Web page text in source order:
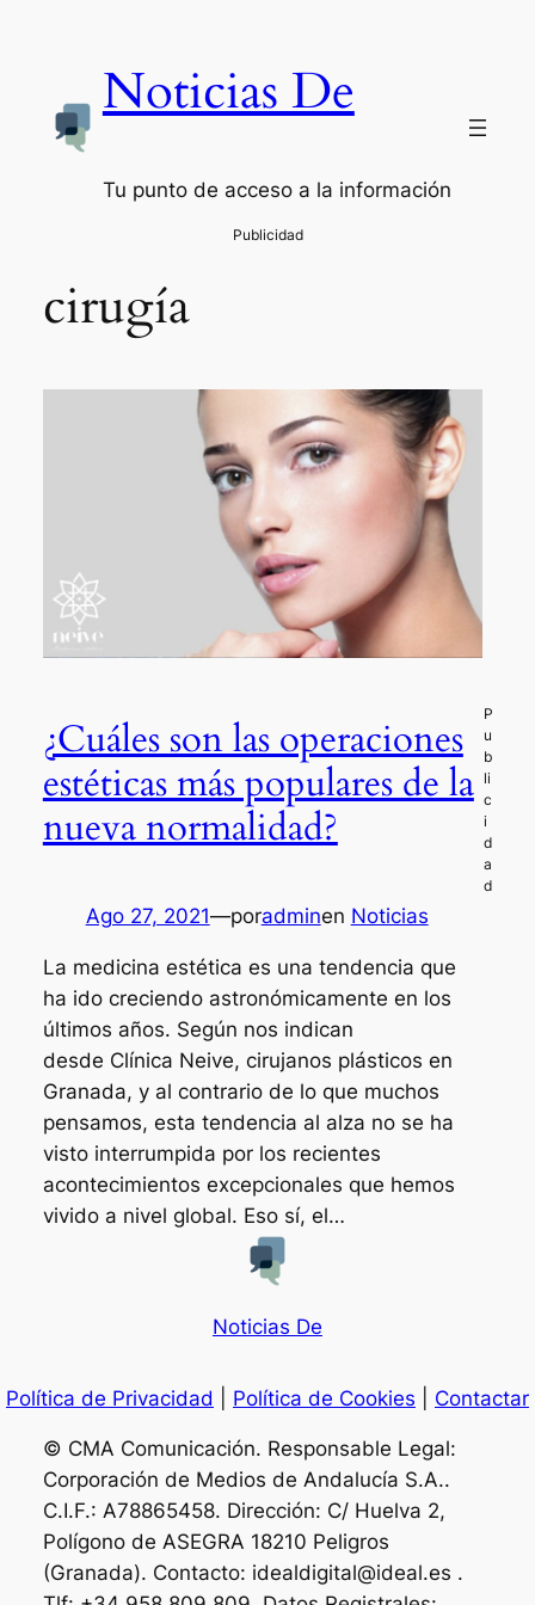
Noticias De
Tu punto de acceso a la información
cirugía
¿Cuáles son las operaciones
estéticas más populares de la
nueva normalidad?
Ago 27, 2021—poradminen Noticias
La medicina estética es una tendencia que
ha ido creciendo astronómicamente en los
últimos años. Según nos indican
desde Clínica Neive, cirujanos plásticos en
Granada, y al contrario de lo que muchos
pensamos, esta tendencia al alza no se ha
visto interrumpida por los recientes
acontecimientos excepcionales que hemos
vivido a nivel global. Eso sí, el…
Noticias De
Política de Privacidad Política de Cookies Contactar
© CMA Comunicación. Responsable Legal:
Corporación de Medios de Andalucía S.A..
C.I.F.: A78865458. Dirección: C/ Huelva 2,
Polígono de ASEGRA 18210 Peligros
(Granada). Contacto: idealdigital@ideal.es .